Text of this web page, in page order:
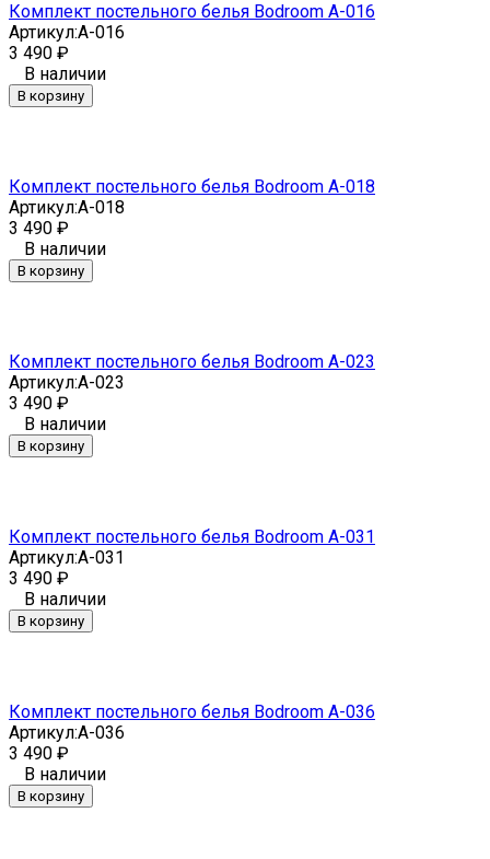
Комплект постельного белья Bodroom A-016
Артикул:A-016
3 490 ₽
В наличии
В корзину
Комплект постельного белья Bodroom A-018
Артикул:A-018
3 490 ₽
В наличии
В корзину
Комплект постельного белья Bodroom A-023
Артикул:A-023
3 490 ₽
В наличии
В корзину
Комплект постельного белья Bodroom A-031
Артикул:A-031
3 490 ₽
В наличии
В корзину
Комплект постельного белья Bodroom A-036
Артикул:A-036
3 490 ₽
В наличии
В корзину